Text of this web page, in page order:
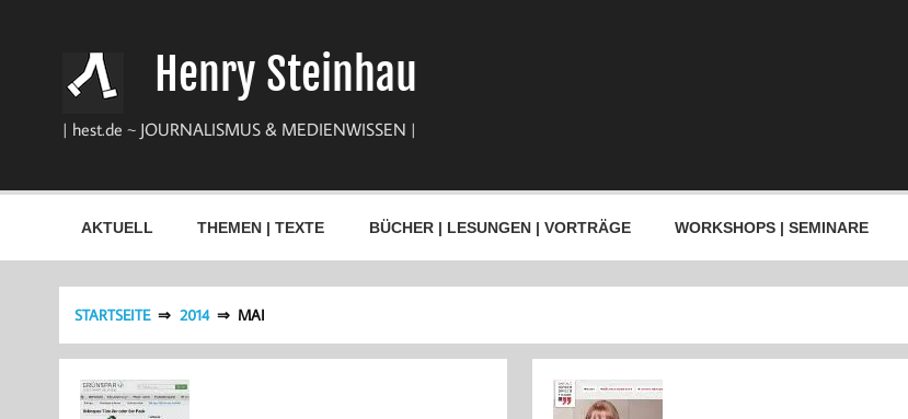
Henry Steinhau
| hest.de ~ JOURNALISMUS & MEDIENWISSEN |
AKTUELL THEMEN | TEXTE BÜCHER | LESUNGEN | VORTRÄGE WORKSHOPS | SEMINARE
STARTSEITE 2014 MAI